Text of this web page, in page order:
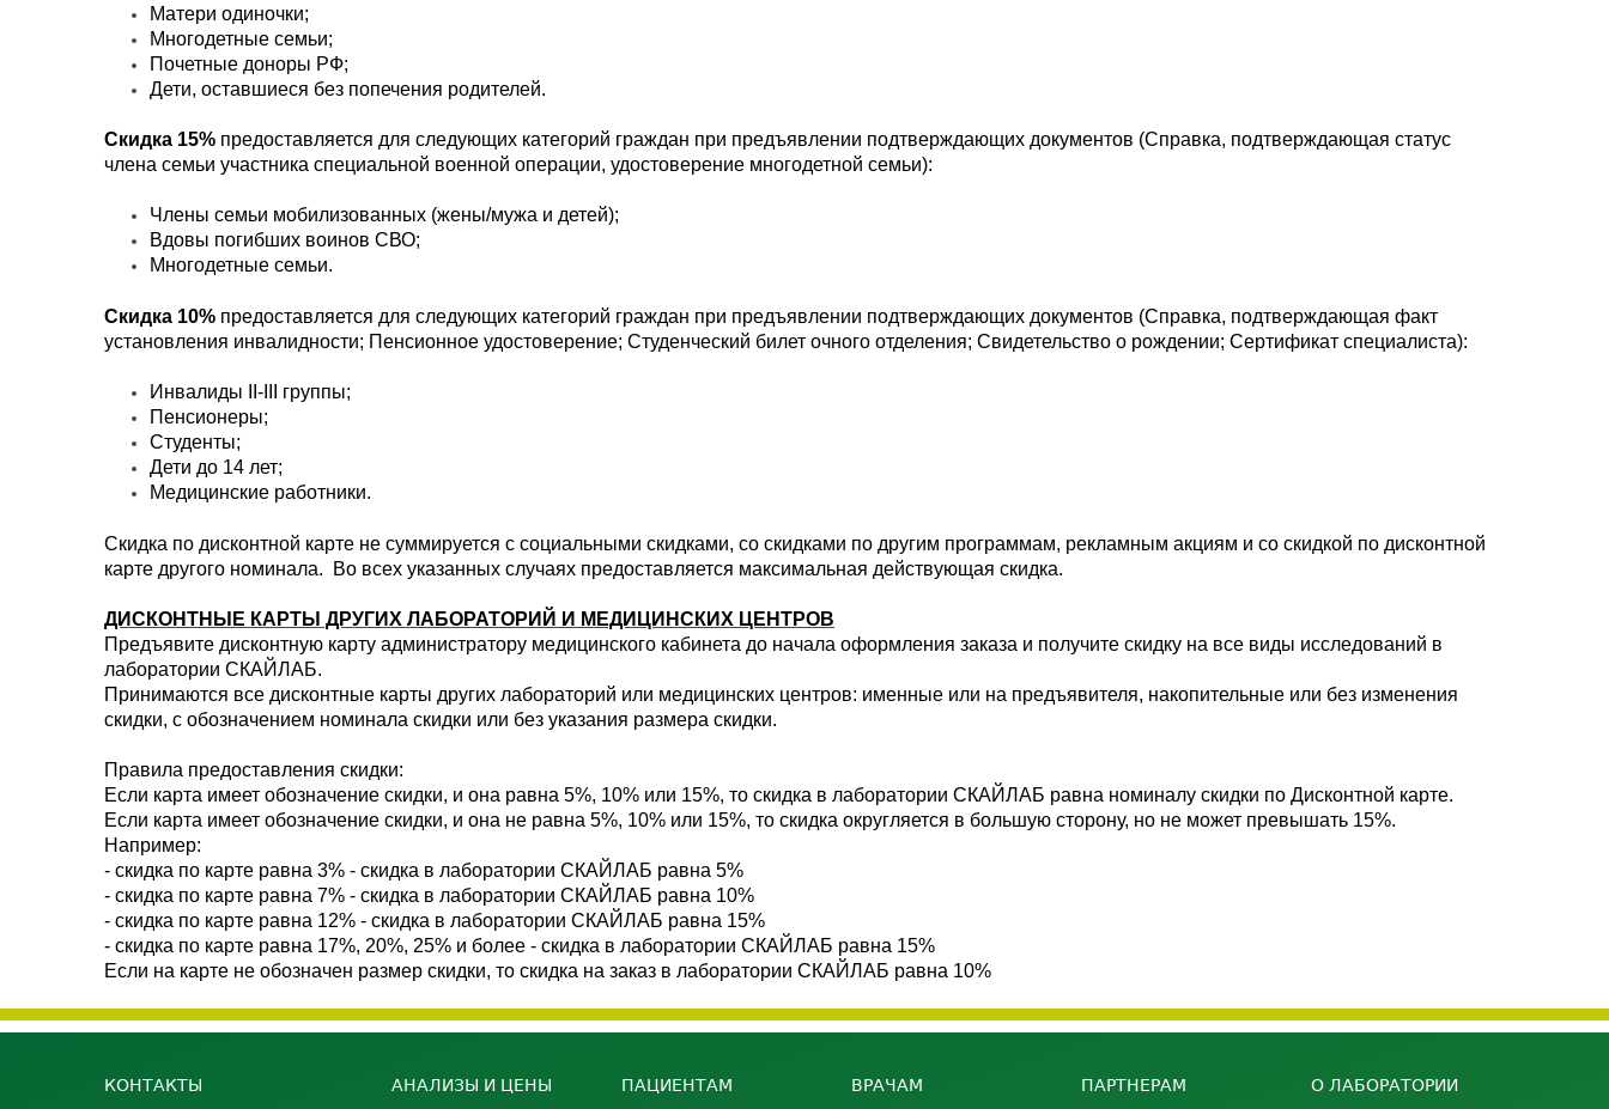
Матери одиночки;
Многодетные семьи;
Почетные доноры РФ;
Дети, оставшиеся без попечения родителей.
Скидка 15% предоставляется для следующих категорий граждан при предъявлении подтверждающих документов (Справка, подтверждающая статус
члена семьи участника специальной военной операции, удостоверение многодетной семьи):
Члены семьи мобилизованных (жены/мужа и детей);
Вдовы погибших воинов СВО;
Многодетные семьи.
Скидка 10% предоставляется для следующих категорий граждан при предъявлении подтверждающих документов (Справка, подтверждающая факт
установления инвалидности; Пенсионное удостоверение; Студенческий билет очного отделения; Свидетельство о рождении; Сертификат специалиста):
Инвалиды -
группы;
Пенсионеры;
Студенты;
Дети до 14 лет;
Медицинские работники.
Скидка по дисконтной карте не суммируется с социальными скидками, со скидками по другим программам, рекламным акциям и со скидкой по дисконтной
карте другого номинала. Во всех указанных случаях предоставляется максимальная действующая скидка.
ДИСКОНТНЫЕ КАРТЫ ДРУГИХ ЛАБОРАТОРИЙ И МЕДИЦИНСКИХ ЦЕНТРОВ
Предъявите дисконтную карту администратору медицинского кабинета до начала оформления заказа и получите скидку на все виды исследований в
лаборатории СКАЙЛАБ.
Принимаются все дисконтные карты других лабораторий или медицинских центров: именные или на предъявителя, накопительные или без изменения
скидки, с обозначением номинала скидки или без указания размера скидки.
Правила предоставления скидки:
Если карта имеет обозначение скидки, и она равна 5%, 10% или 15%, то скидка в лаборатории СКАЙЛАБ равна номиналу скидки по Дисконтной карте.
Если карта имеет обозначение скидки, и она не равна 5%, 10% или 15%, то скидка округляется в большую сторону, но не может превышать 15%.
Например:
- скидка по карте равна 3% - скидка в лаборатории СКАЙЛАБ равна 5%
- скидка по карте равна 7% - скидка в лаборатории СКАЙЛАБ равна 10%
- скидка по карте равна 12% - скидка в лаборатории СКАЙЛАБ равна 15%
- скидка по карте равна 17%, 20%, 25% и более - скидка в лаборатории СКАЙЛАБ равна 15%
Если на карте не обозначен размер скидки, то скидка на заказ в лаборатории СКАЙЛАБ равна 10%
КОНТАКТЫ АНАЛИЗЫ И ЦЕНЫ ПАЦИЕНТАМ ВРАЧАМ ПАРТНЕРАМ О ЛАБОРАТОРИИ